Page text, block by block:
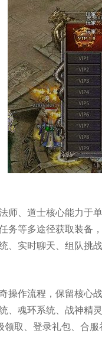
师、道士核心能力于
务等多途径获取装备
、实时聊天、组队挑
操作流程，保留核心
、魂环系统、战神精
领取、登录礼包、合服